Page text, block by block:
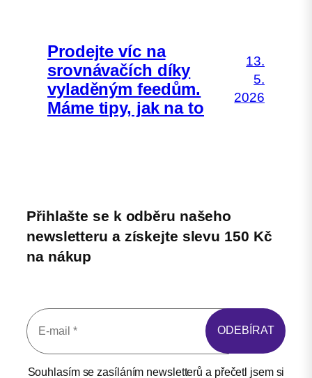
Prodejte víc na
srovnávačích díky
vyladěným feedům.
Máme tipy, jak na to
13.
5.
2026
Přihlašte se k odběru našeho
newsletteru a získejte slevu 150 Kč
na nákup
Souhlasím se zasíláním newsletterů a přečetl jsem si